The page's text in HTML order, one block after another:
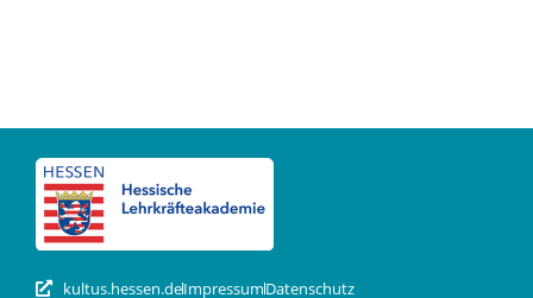
kultus.hessen.deImpressumDatenschutz